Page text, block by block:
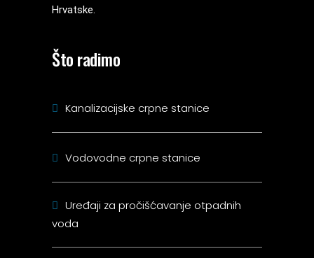
Hrvatske.
Što radimo
Kanalizacijske crpne stanice
Vodovodne crpne stanice
Uređaji za pročišćavanje otpadnih
voda